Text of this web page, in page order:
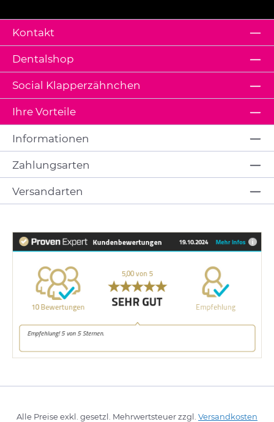
Kontakt
Dentalshop
Ihre Vorteile
Social Klapperzähnchen
Informationen
Zahlungsarten
Versandarten
Alle Preise exkl. gesetzl. Mehrwertsteuer zzgl. Versandkosten